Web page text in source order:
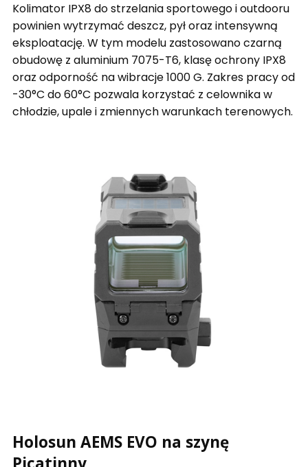
Kolimator IPX8 do strzelania sportowego i outdooru
powinien wytrzymać deszcz, pył oraz intensywną
eksploatację. W tym modelu zastosowano czarną
obudowę z aluminium 7075-T6, klasę ochrony IPX8
oraz odporność na wibracje 1000 G. Zakres pracy od
-30°C do 60°C pozwala korzystać z celownika w
chłodzie, upale i zmiennych warunkach terenowych.
Holosun AEMS EVO na szynę